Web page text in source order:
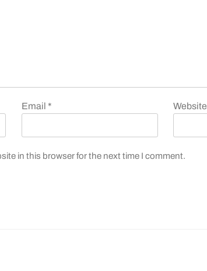
Email * Website
in this browser for the next time I comment.